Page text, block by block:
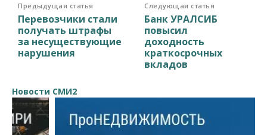
Предыдущая статья
Перевозчики стали
получать штрафы
за несуществующие
нарушения
Следующая статья
Банк УРАЛСИБ
повысил
доходность
краткосрочных
вкладов
Новости СМИ2